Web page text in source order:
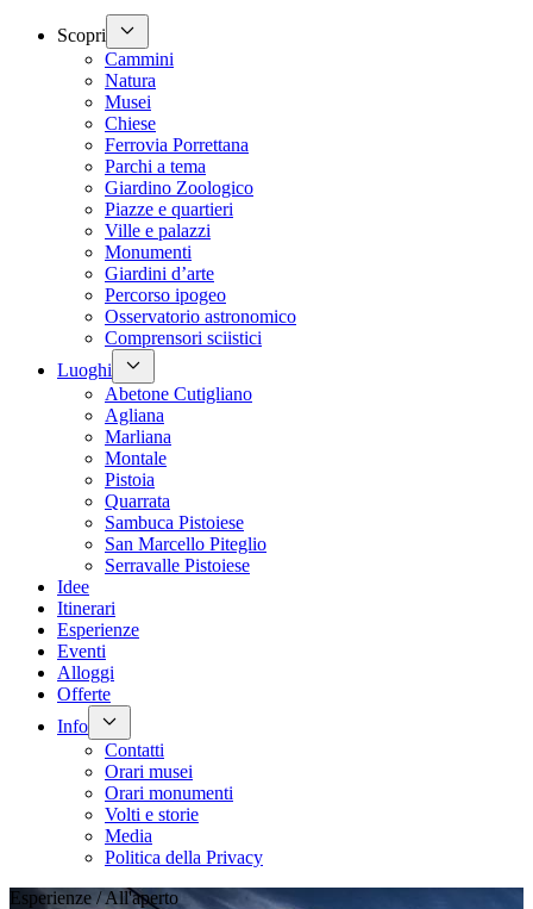
Scopri
Cammini
Natura
Musei
Chiese
Ferrovia Porrettana
Parchi a tema
Giardino Zoologico
Piazze e quartieri
Ville e palazzi
Monumenti
Giardini d’arte
Percorso ipogeo
Osservatorio astronomico
Comprensori sciistici
Luoghi
Abetone Cutigliano
Agliana
Marliana
Montale
Pistoia
Quarrata
Sambuca Pistoiese
San Marcello Piteglio
Serravalle Pistoiese
Idee
Itinerari
Esperienze
Eventi
Alloggi
Offerte
Info
Contatti
Orari musei
Orari monumenti
Volti e storie
Media
Politica della Privacy
Esperienze / All'aperto